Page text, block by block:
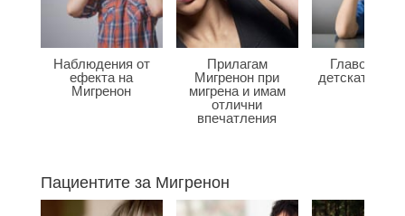
Наблюдения от
ефекта на
Мигренон
Прилагам
Мигренон при
мигрена и имам
отлични
впечатления
детската
Пациентите за Мигренон